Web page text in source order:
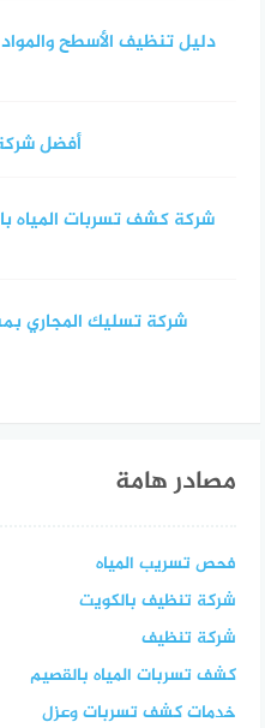
دليل تنظيف الأسطح
أفضل
شركة كشف تسربات المياه
شركة تسليك المجاري
مصادر هامة
فحص تسريب المياه
شركة تنظيف بالكويت
شركة تنظيف
كشف تسربات المياه بالقصيم
خدمات كشف تسربات وعزل